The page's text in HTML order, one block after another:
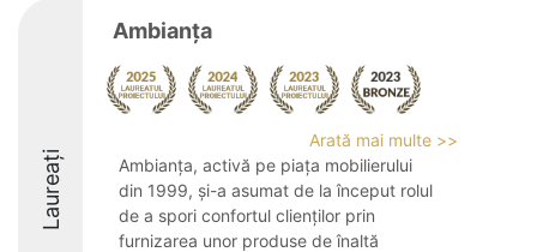
Laureați
Ambianța
Arată mai multe >>
Ambianța, activă pe piața mobilierului
din 1999, și-a asumat de la început rolul
de a spori confortul clienților prin
furnizarea unor produse de înaltă